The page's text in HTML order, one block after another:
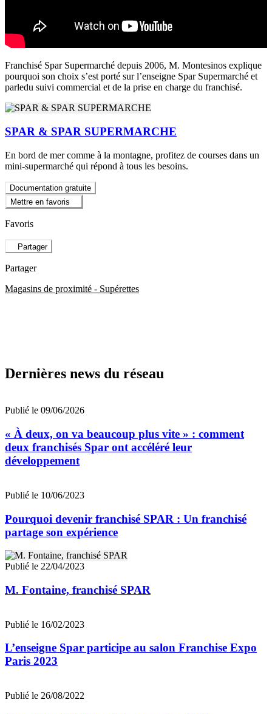
Franchisé Spar Supermarché depuis 2006, M. Montesinos explique
pourquoi son choix s’est porté sur l’enseigne Spar Supermarché et
parledu suivi commercial et de la prise en charge du franchisé.
SPAR & SPAR SUPERMARCHE
En bord de mer comme à la montagne, profitez de courses dans un
mini-supermarché qui répond à tous les besoins.
Documentation gratuite
Mettre en favoris
Favoris
Partager
Partager
Magasins de proximité - Supérettes
Dernières news du réseau
Publié le 09/06/2026
« À deux, on va beaucoup plus vite » : comment
deux franchisés Spar ont accéléré leur
développement
Publié le 10/06/2023
Pourquoi devenir franchisé SPAR : Un franchisé
partage son expérience
Publié le 22/04/2023
M. Fontaine, franchisé SPAR
Publié le 16/02/2023
L’enseigne Spar participe au salon Franchise Expo
Paris 2023
Publié le 26/08/2022